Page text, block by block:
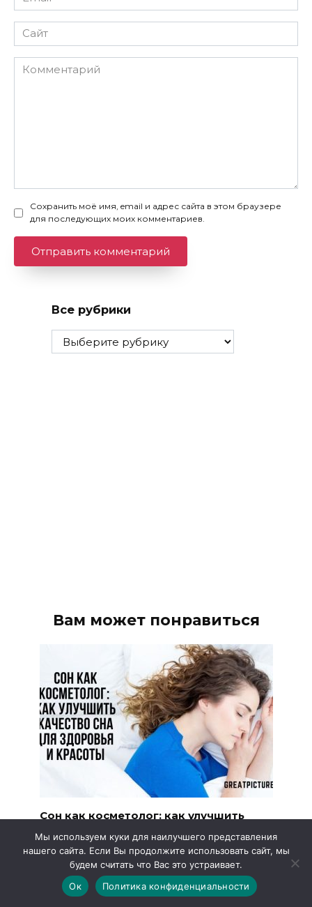
*
Сайт
Комментарий
Сохранить моё имя, email и адрес сайта в этом браузере
для последующих моих комментариев.
Все рубрики
Все
рубрики
Вам может понравиться
Сон как косметолог: как улучшить
качество сна для здоровья и красоты
Качественный сон — это не только отдых, но и
естественная
26
Мы используем куки для наилучшего представления
нашего сайта. Если Вы продолжите использовать сайт, мы
будем считать что Вас это устраивает.
Ок
Политика конфиденциальности